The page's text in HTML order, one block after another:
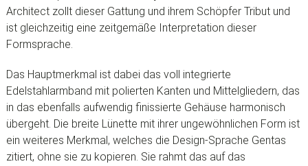
Architect zollt dieser Gattung und ihrem Schöpfer Tribut und
ist gleichzeitig eine zeitgemäße Interpretation dieser
Formsprache.
Das Hauptmerkmal ist dabei das voll integrierte
Edelstahlarmband mit polierten Kanten und Mittelgliedern, das
in das ebenfalls aufwendig finissierte Gehäuse harmonisch
übergeht. Die breite Lünette mit ihrer ungewöhnlichen Form ist
ein weiteres Merkmal, welches die Design-Sprache Gentas
zitiert, ohne sie zu kopieren. Sie rahmt das auf das